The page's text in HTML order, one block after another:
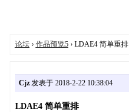
论坛› 作品预览5› LDAE4 简单重排
Cjz发表于 2018-2-22 10:38:04
LDAE4 简单重排